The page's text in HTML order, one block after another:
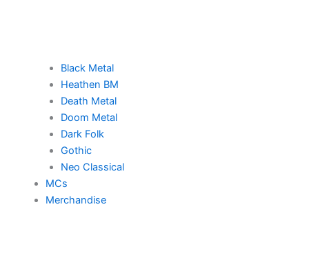
Black Metal
Heathen BM
Death Metal
Doom Metal
Dark Folk
Gothic
Neo Classical
MCs
Merchandise